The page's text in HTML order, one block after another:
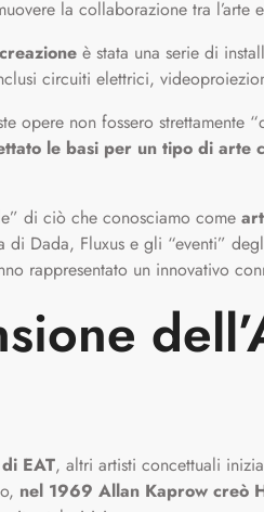
la collaborazione tra
è stata una serie di
circuiti elettrici,
opere non fossero
le basi per un tipo di arte
di ciò che conosciamo come
di Dada, Fluxus e gli “eventi”
rappresentato un innovativo
EAT, altri artisti concettuali
nel 1969 Allan Kaprow creò